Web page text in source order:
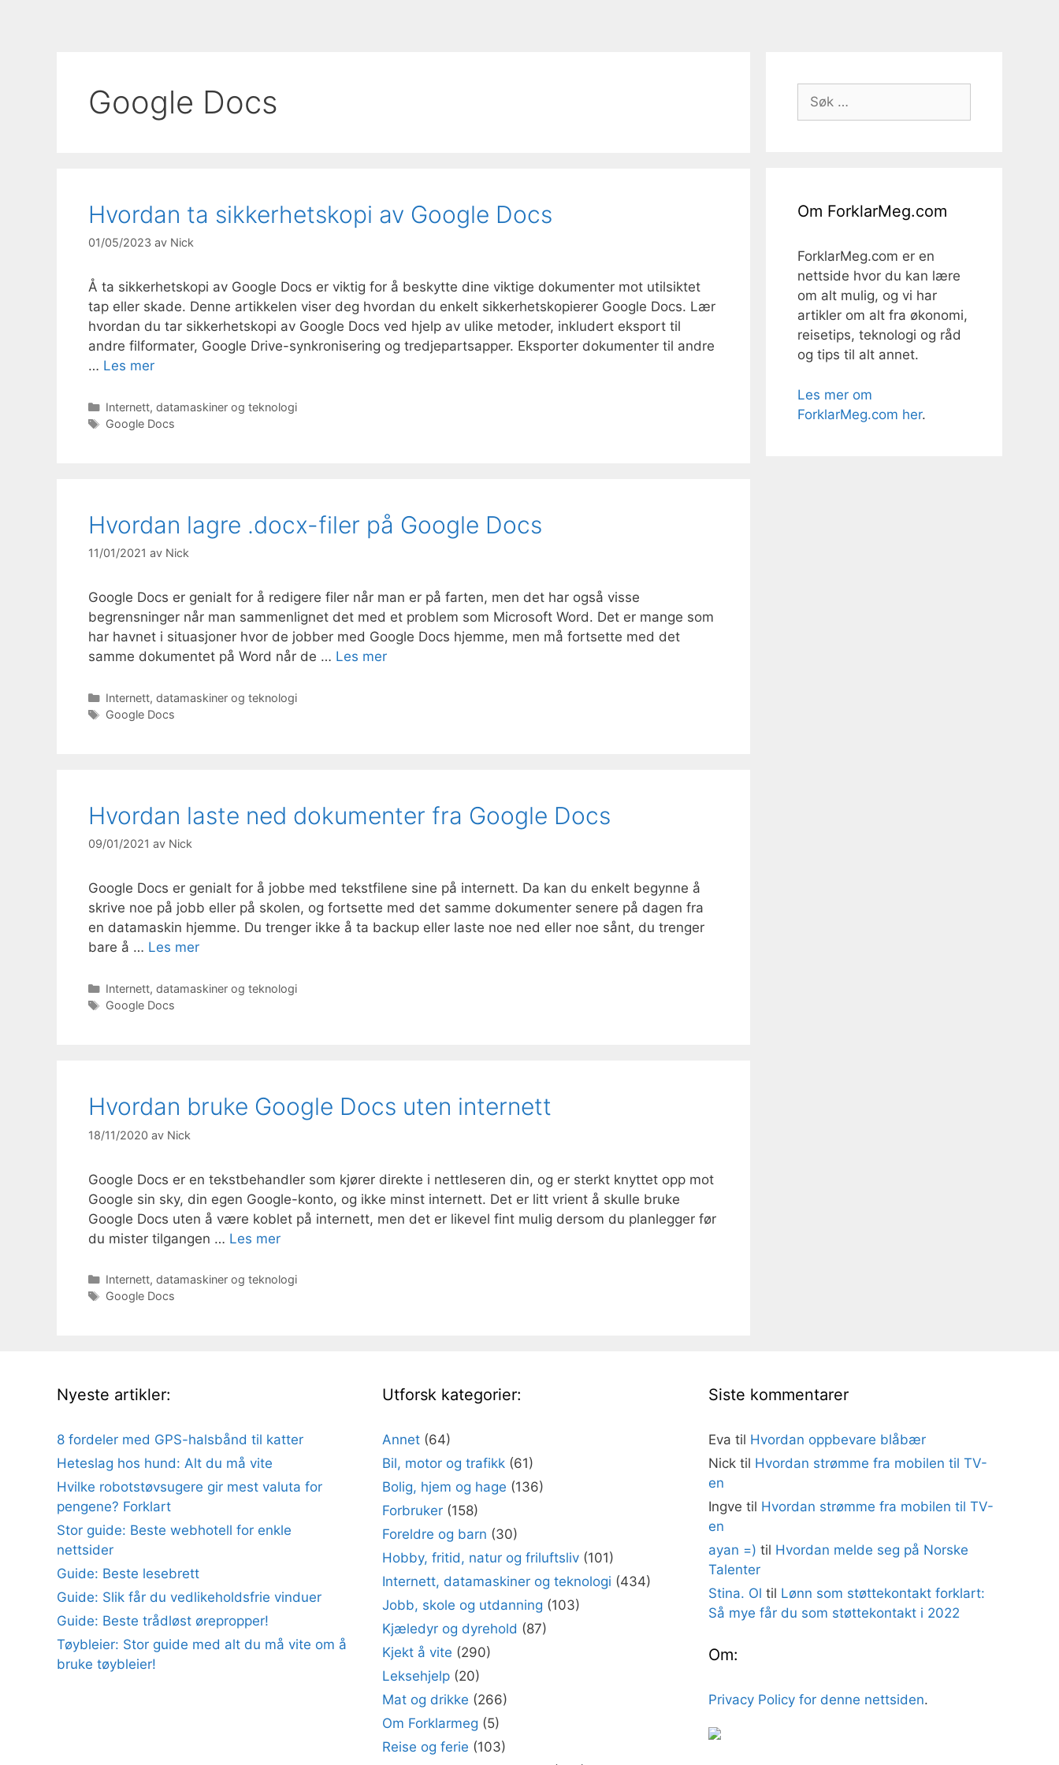
Google Docs
Hvordan ta sikkerhetskopi av Google Docs
01/05/2023 av Nick
Å ta sikkerhetskopi av Google Docs er viktig for å beskytte dine viktige dokumenter mot utilsiktet
tap eller skade. Denne artikkelen viser deg hvordan du enkelt sikkerhetskopierer Google Docs. Lær
hvordan du tar sikkerhetskopi av Google Docs ved hjelp av ulike metoder, inkludert eksport til
andre filformater, Google Drive-synkronisering og tredjepartsapper. Eksporter dokumenter til andre
… Les mer
Kategorier
Internett, datamaskiner og teknologi
Stikkord
Google Docs
Hvordan lagre .docx-filer på Google Docs
11/01/2021 av Nick
Google Docs er genialt for å redigere filer når man er på farten, men det har også visse
begrensninger når man sammenlignet det med et problem som Microsoft Word. Det er mange som
har havnet i situasjoner hvor de jobber med Google Docs hjemme, men må fortsette med det
samme dokumentet på Word når de … Les mer
Kategorier
Internett, datamaskiner og teknologi
Stikkord
Google Docs
Hvordan laste ned dokumenter fra Google Docs
09/01/2021 av Nick
Google Docs er genialt for å jobbe med tekstfilene sine på internett. Da kan du enkelt begynne å
skrive noe på jobb eller på skolen, og fortsette med det samme dokumenter senere på dagen fra
en datamaskin hjemme. Du trenger ikke å ta backup eller laste noe ned eller noe sånt, du trenger
bare å … Les mer
Kategorier
Internett, datamaskiner og teknologi
Stikkord
Google Docs
Hvordan bruke Google Docs uten internett
18/11/2020 av Nick
Google Docs er en tekstbehandler som kjører direkte i nettleseren din, og er sterkt knyttet opp mot
Google sin sky, din egen Google-konto, og ikke minst internett. Det er litt vrient å skulle bruke
Google Docs uten å være koblet på internett, men det er likevel fint mulig dersom du planlegger før
du mister tilgangen … Les mer
Kategorier
Internett, datamaskiner og teknologi
Stikkord
Google Docs
Søk
etter:
Om ForklarMeg.com
ForklarMeg.com er en
nettside hvor du kan lære
om alt mulig, og vi har
artikler om alt fra økonomi,
reisetips, teknologi og råd
og tips til alt annet.
Les mer om
ForklarMeg.com her.
Nyeste artikler:
8 fordeler med GPS-halsbånd til katter
Heteslag hos hund: Alt du må vite
Hvilke robotstøvsugere gir mest valuta for
pengene? Forklart
Stor guide: Beste webhotell for enkle
nettsider
Guide: Beste lesebrett
Guide: Slik får du vedlikeholdsfrie vinduer
Guide: Beste trådløst ørepropper!
Tøybleier: Stor guide med alt du må vite om å
bruke tøybleier!
Utforsk kategorier:
Annet (64)
Bil, motor og trafikk (61)
Bolig, hjem og hage (136)
Forbruker (158)
Foreldre og barn (30)
Hobby, fritid, natur og friluftsliv (101)
Internett, datamaskiner og teknologi (434)
Jobb, skole og utdanning (103)
Kjæledyr og dyrehold (87)
Kjekt å vite (290)
Leksehjelp (20)
Mat og drikke (266)
Om Forklarmeg (5)
Reise og ferie (103)
Siste kommentarer
Eva til Hvordan oppbevare blåbær
Nicktil Hvordan strømme fra mobilen til TV-
en
Ingve til Hvordan strømme fra mobilen til TV-
en
ayan =) til Hvordan melde seg på Norske
Talenter
Stina. Ol til Lønn som støttekontakt forklart:
Så mye får du som støttekontakt i 2022
Om:
Privacy Policy for denne nettsiden.